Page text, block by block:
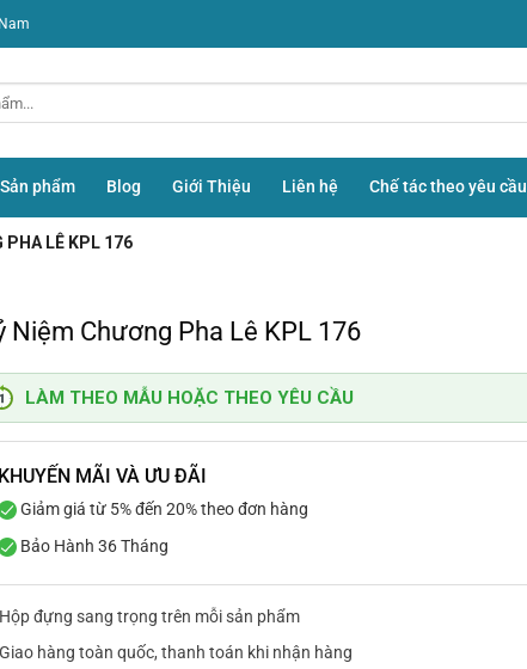
Sản phẩm Blog Giới Thiệu Liên hệ Chế tác theo yêu cầu
PHA LÊ KPL 176
Niệm Chương Pha Lê KPL 176
LÀM THEO MẪU HOẶC THEO YÊU CẦU
KHUYẾN MÃI VÀ ƯU ĐÃI
Giảm giá từ 5% đến 20% theo đơn hàng
Bảo Hành 36 Tháng
Hộp đựng sang trọng trên mỗi sản phẩm
Giao hàng toàn quốc, thanh toán khi nhận hàng